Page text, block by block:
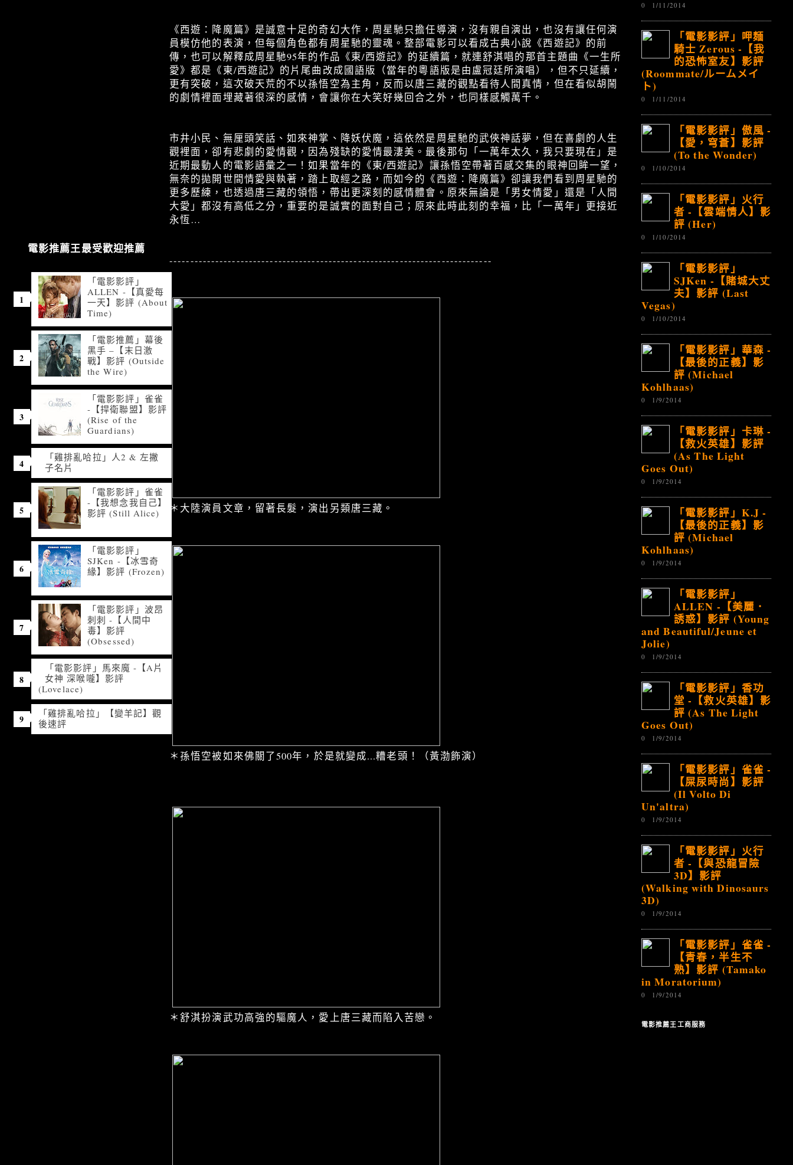
《西遊：降魔篇》是誠意十足的奇幻大作，周星馳只擔任導演，沒有親自演出，也沒有讓任何演
員模仿他的表演，但每個角色都有周星馳的靈魂。整部電影可以看成古典小說《西遊記》的前
傳，也可以解釋成周星馳95年的作品《東/西遊記》的延續篇，就連舒淇唱的那首主題曲《一生所
愛》都是《東/西遊記》的片尾曲改成國語版（當年的粵語版是由盧冠廷所演唱），但不只延續，
更有突破，這次破天荒的不以孫悟空為主角，反而以唐三藏的觀點看待人間真情，但在看似胡鬧
的劇情裡面埋藏著很深的感情，會讓你在大笑好幾回合之外，也同樣感觸萬千。
市井小民、無厘頭笑話、如來神掌、降妖伏魔，這依然是周星馳的武俠神話夢，但在喜劇的人生
觀裡面，卻有悲劇的愛情觀，因為殘缺的愛情最淒美。最後那句「一萬年太久，我只要現在」是
近期最動人的電影語彙之一！如果當年的《東/西遊記》讓孫悟空帶著百感交集的眼神回眸一望，
無奈的拋開世間情愛與執著，踏上取經之路，而如今的《西遊：降魔篇》卻讓我們看到周星馳的
更多歷練，也透過唐三藏的領悟，帶出更深刻的感情體會。原來無論是「男女情愛」還是「人間
大愛」都沒有高低之分，重要的是誠實的面對自己；原來此時此刻的幸福，比「一萬年」更接近
永恆…
-----------------------------------------------------------------------------
＊大陸演員文章，留著長髮，演出另類唐三藏。
＊孫悟空被如來佛關了500年，於是就變成...糟老頭！（黃渤飾演）
＊舒淇扮演武功高強的驅魔人，愛上唐三藏而陷入苦戀。
電影推薦王最受歡迎推薦
「電影影評」
ALLEN -【真愛每
一天】影評 (About
Time)
「電影推薦」幕後
黑手 –【末日激
戰】影評 (Outside
the Wire)
「電影影評」雀雀
-【捍衛聯盟】影評
(Rise of the
Guardians)
「雞排亂哈拉」人2 & 左撇
子名片
「電影影評」雀雀
-【我想念我自己】
影評 (Still Alice)
「電影影評」
SJKen -【冰雪奇
緣】影評 (Frozen)
「電影影評」波昂
刺刺 -【人間中
毒】影評
(Obsessed)
「電影影評」馬來魔 -【A片
女神 深喉嚨】影評
(Lovelace)
「雞排亂哈拉」【變羊記】觀
後速評
0 1/11/2014
「電影影評」呷麺
騎士 Zerous -【我
的恐怖室友】影評
(Roommate/ルームメイ
ト)
0 1/11/2014
「電影影評」傲風 -
【愛，穹蒼】影評
(To the Wonder)
0 1/10/2014
「電影影評」火行
者 -【雲端情人】影
評 (Her)
0 1/10/2014
「電影影評」
SJKen -【賭城大丈
夫】影評 (Last
Vegas)
0 1/10/2014
「電影影評」華森 -
【最後的正義】影
評 (Michael
Kohlhaas)
0 1/9/2014
「電影影評」卡琳 -
【救火英雄】影評
(As The Light
Goes Out)
0 1/9/2014
「電影影評」K.J -
【最後的正義】影
評 (Michael
Kohlhaas)
0 1/9/2014
「電影影評」
ALLEN -【美麗．
誘惑】影評 (Young
and Beautiful/Jeune et
Jolie)
0 1/9/2014
「電影影評」香功
堂 -【救火英雄】影
評 (As The Light
Goes Out)
0 1/9/2014
「電影影評」雀雀 -
【屎尿時尚】影評
(Il Volto Di
Un'altra)
0 1/9/2014
「電影影評」火行
者 -【與恐龍冒險
3D】影評
(Walking with Dinosaurs
3D)
0 1/9/2014
「電影影評」雀雀 -
【青春，半生不
熟】影評 (Tamako
in Moratorium)
0 1/9/2014
電影推薦王工商服務